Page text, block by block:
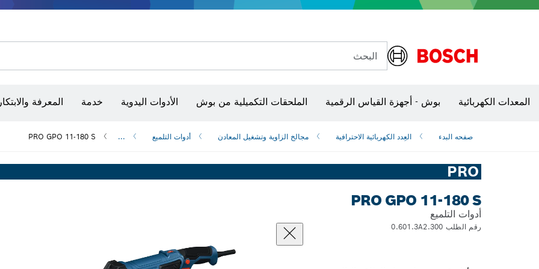
البحث
المعدات الكهربائية بوش - أجهزة القياس الرقمية الملحقات التكميلية من بوش الأدوات اليدوية خدمة المعرفة والابتكار
صفحه البدء العِدد الكهربائية الاحترافية مجالخ الزاوية وتشغيل المعادن أدوات التلميع ...
PRO GPO 11-180 S
PRO
PRO GPO 11-180 S
أدوات التلميع
رقم الطلب 0.601.3A2.300